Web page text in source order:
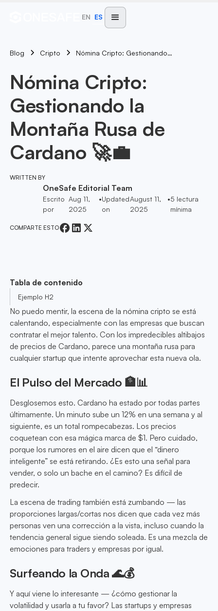
EN ES
Blog Cripto Nómina Cripto: Gestionando La Montaña Rusa De Cardano 🚀💼
Nómina Cripto:
Gestionando la
Montaña Rusa de
Cardano 🚀💼
WRITTEN BY
OneSafe Editorial Team
Escrito
por
Aug 11,
2025
•Updated
on
August 11,
2025
•5 lectura
mínima
COMPARTE ESTO
Tabla de contenido
Ejemplo H2
No puedo mentir, la escena de la nómina cripto se está
calentando, especialmente con las empresas que buscan
contratar el mejor talento. Con los impredecibles altibajos
de precios de Cardano, parece una montaña rusa para
cualquier startup que intente aprovechar esta nueva ola.
El Pulso del Mercado 🏦📊
Desglosemos esto. Cardano ha estado por todas partes
últimamente. Un minuto sube un 12% en una semana y al
siguiente, es un total rompecabezas. Los precios
coquetean con esa mágica marca de $1. Pero cuidado,
porque los rumores en el aire dicen que el “dinero
inteligente” se está retirando. ¿Es esto una señal para
vender, o solo un bache en el camino? Es difícil de
predecir.
La escena de trading también está zumbando — las
proporciones largas/cortas nos dicen que cada vez más
personas ven una corrección a la vista, incluso cuando la
tendencia general sigue siendo soleada. Es una mezcla de
emociones para traders y empresas por igual.
Surfeando la Onda 🌊💰
Y aquí viene lo interesante — ¿cómo gestionar la
volatilidad y usarla a tu favor? Las startups y empresas